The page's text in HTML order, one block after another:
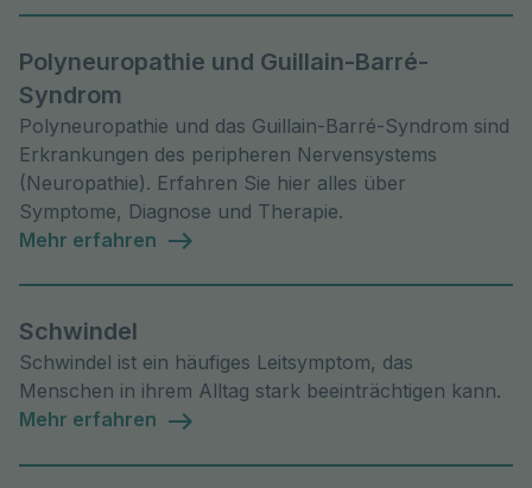
Polyneuropathie und Guillain-Barré-
Syndrom
Polyneuropathie und das Guillain-Barré-Syndrom sind
Erkrankungen des peripheren Nervensystems
(Neuropathie). Erfahren Sie hier alles über
Symptome, Diagnose und Therapie.
Mehr erfahren
Schwindel
Schwindel ist ein häufiges Leitsymptom, das
Menschen in ihrem Alltag stark beeinträchtigen kann.
Mehr erfahren